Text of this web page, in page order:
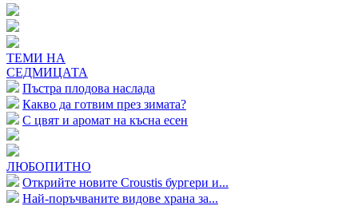
ТЕМИ НА
СЕДМИЦАТА
Пъстра плодова наслада
Какво да готвим през зимата?
С цвят и аромат на късна есен
ЛЮБОПИТНО
Открийте новите Croustis бургери и...
Най-поръчваните видове храна за...